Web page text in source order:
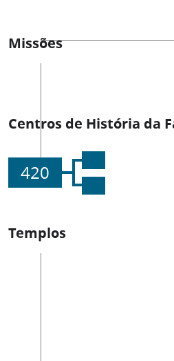
Missões
Centros de História da
420
Templos